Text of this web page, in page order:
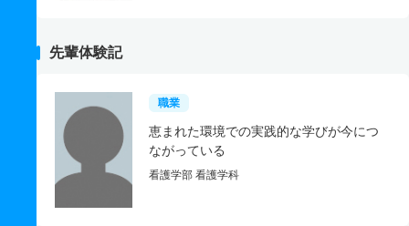
先輩体験記
職業
恵まれた環境での実践的な学びが今につ
ながっている
看護学部 看護学科